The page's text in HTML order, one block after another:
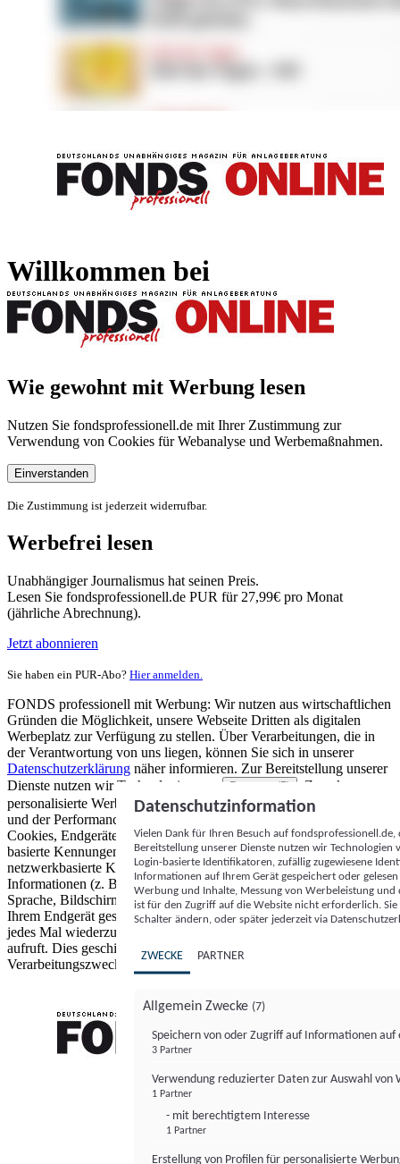
Willkommen bei
Wie gewohnt mit Werbung lesen
Nutzen Sie fondsprofessionell.de mit Ihrer Zustimmung zur
Verwendung von Cookies für Webanalyse und Werbemaßnahmen.
Einverstanden
Die Zustimmung ist jederzeit widerrufbar.
Werbefrei lesen
Unabhängiger Journalismus hat seinen Preis.
Lesen Sie fondsprofessionell.de PUR für 27,99€ pro Monat
(jährliche Abrechnung).
Jetzt abonnieren
Sie haben ein PUR-Abo? Hier anmelden.
FONDS professionell mit Werbung: Wir nutzen aus wirtschaftlichen
Gründen die Möglichkeit, unsere Webseite Dritten als digitalen
Werbeplatz zur Verfügung zu stellen. Über Verarbeitungen, die in
der Verantwortung von uns liegen, können Sie sich in unserer
Datenschutzerklärung näher informieren. Zur Bereitstellung unserer
Dienste nutzen wir Technologien von
Partnern (5)
. Zwecke:
personalisierte Werbung und Inhalte, Messung von Werbeleistung
und der Performance von Inhalten sowie Zielgruppenforschung.
Cookies, Endgeräte- oder ähnliche Online-Kennungen (z. B. login-
basierte Kennungen, zufällig generierte Kennungen,
netzwerkbasierte Kennungen) können zusammen mit anderen
Informationen (z. B. Browsertyp und Browserinformationen,
Sprache, Bildschirmgröße, unterstützte Technologien usw.) auf
Ihrem Endgerät gespeichert oder von dort ausgelesen werden, um es
jedes Mal wiederzuerkennen, wenn es eine App oder einer Webseite
aufruft. Dies geschieht für einen oder mehrere der hier aufgeführten
Verarbeitungszwecke.
Datenschutzinformation
Vielen Dank für Ihren Besuch auf
Bereitstellung unserer Dienste nutzen wir Technologien
Login-basierte Identifikatoren, zufällig zugewiesene
Informationen auf Ihrem Gerät gespeichert oder
Werbung und Inhalte, Messung von Werbeleistung
ist für den Zugriff auf die Website nicht erforderlich.
Schalter ändern, oder später jederzeit via
ZWECKE PARTNER
Allgemein Zwecke (7)
Speichern von oder Zugriff auf Informationen auf
3 Partner
Verwendung reduzierter Daten zur Auswahl von
1 Partner
- mit berechtigtem Interesse
1 Partner
Erstellung von Profilen für personalisierte
FONDS professionell